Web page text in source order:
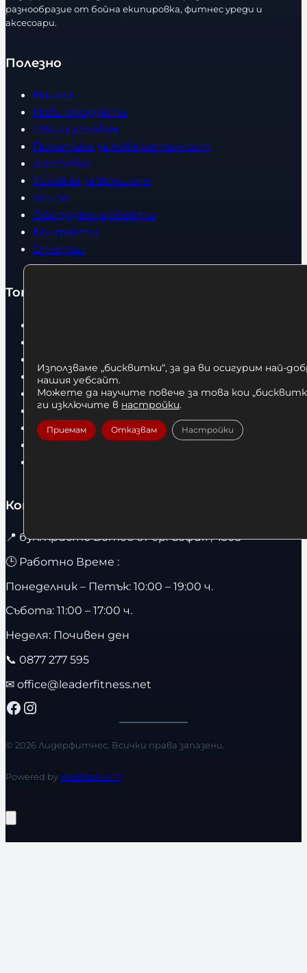
т
в
разнообразие от бойна екипировка, фитнес уреди и
аксесоари.
Полезно
Начало
Нови продукти
Общи условия
Политика за поверителност
Доставка
Условия за връщане
За нас
Оборудвани обекти
Контакти
Статии
Топ категории
Дрехи
Детски дрехи
Суичъри
Фитнес оборудване и аксесоари
Бягащи пътеки
Контакти
📍 бул. Христо Ботев 67 гр. София / 1303
🕒 Работно Време :
Понеделник – Петък: 10:00 – 19:00 ч.
Събота: 11:00 – 17:00 ч.
Неделя: Почивен ден
📞 0877 277 595
✉ office@leaderfitness.net
Facebook Instagram
© 2026 Лидерфитнес. Всички права запазени.
Powered byWebStation™
Използваме „бисквитки“, за да ви осигурим най-
нашия уебсайт.
Можете да научите повече за това кои
ги изключите в настройки.
Приемам Отказвам Настройки